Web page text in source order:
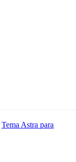
Tema Astra para